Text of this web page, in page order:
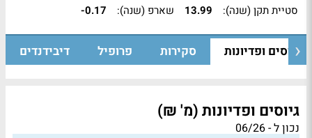
סטיית תקן (שנה):
13.99 שארפ (שנה): -0.17
גיוסים ופדיונות סקירות פרופיל דיבידנדים
גיוסים ופדיונות (מ' ₪)
נכון ל - 06/26